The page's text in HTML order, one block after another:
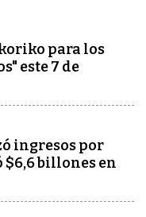
para los
este 7 de
ingresos por
$6,6 billones en